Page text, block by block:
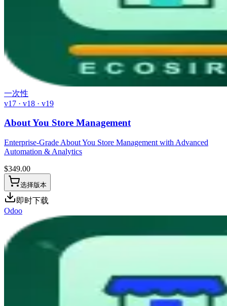
一次性
v17 · v18 · v19
About You Store Management
Enterprise-Grade About You Store Management with Advanced
Automation & Analytics
$349.00
选择版本
即时下载
Odoo